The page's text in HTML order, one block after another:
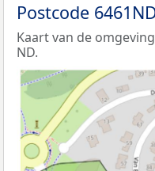
Postcode
Kaart van de
ND.